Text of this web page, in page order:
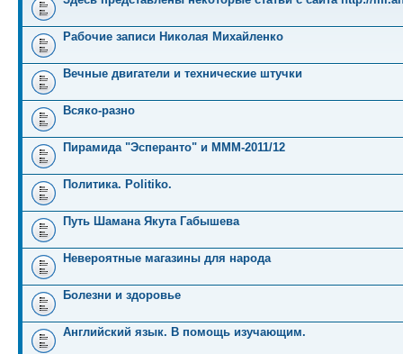
Рабочие записи Николая Михайленко
Вечные двигатели и технические штучки
Всяко-разно
Пирамида "Эсперанто" и MMM-2011/12
Политика. Politiko.
Путь Шамана Якута Габышева
Невероятные магазины для народа
Болезни и здоровье
Английский язык. В помощь изучающим.